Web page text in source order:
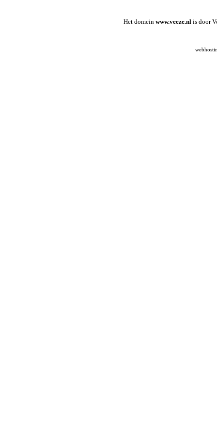
Het domein www.veeze.nlis door